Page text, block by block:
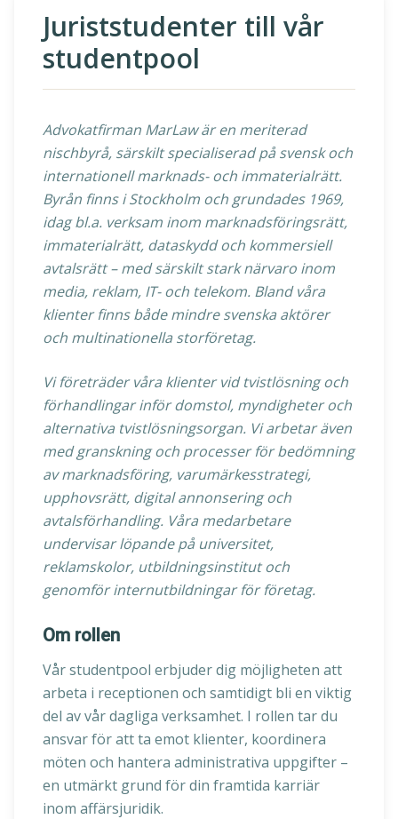
Juriststudenter till vår
studentpool
Advokatfirman MarLaw är en meriterad
nischbyrå, särskilt specialiserad på svensk och
internationell marknads- och immaterialrätt.
Byrån finns i Stockholm och grundades 1969,
idag bl.a. verksam inom marknadsföringsrätt,
immaterialrätt, dataskydd och kommersiell
avtalsrätt – med särskilt stark närvaro inom
media, reklam, IT- och telekom. Bland våra
klienter finns både mindre svenska aktörer
och multinationella storföretag.
Vi företräder våra klienter vid tvistlösning och
förhandlingar inför domstol, myndigheter och
alternativa tvistlösningsorgan. Vi arbetar även
med granskning och processer för bedömning
av marknadsföring, varumärkesstrategi,
upphovsrätt, digital annonsering och
avtalsförhandling. Våra medarbetare
undervisar löpande på universitet,
reklamskolor, utbildningsinstitut och
genomför internutbildningar för företag.
Om rollen
Vår studentpool erbjuder dig möjligheten att
arbeta i receptionen och samtidigt bli en viktig
del av vår dagliga verksamhet. I rollen tar du
ansvar för att ta emot klienter, koordinera
möten och hantera administrativa uppgifter –
en utmärkt grund för din framtida karriär
inom affärsjuridik.